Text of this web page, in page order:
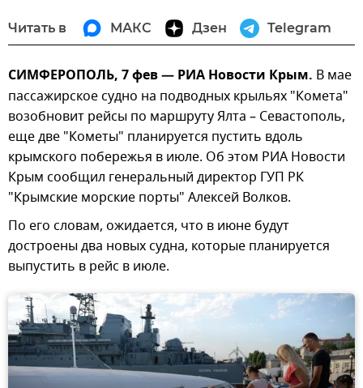
Читать в МАКС Дзен Telegram
СИМФЕРОПОЛЬ, 7 фев — РИА Новости Крым. В мае
пассажирское судно на подводных крыльях "Комета"
возобновит рейсы по маршруту Ялта – Севастополь,
еще две "Кометы" планируется пустить вдоль
крымского побережья в июле. Об этом РИА Новости
Крым сообщил генеральный директор ГУП РК
"Крымские морские порты" Алексей Волков.
По его словам, ожидается, что в июне будут
достроены два новых судна, которые планируется
выпустить в рейс в июле.